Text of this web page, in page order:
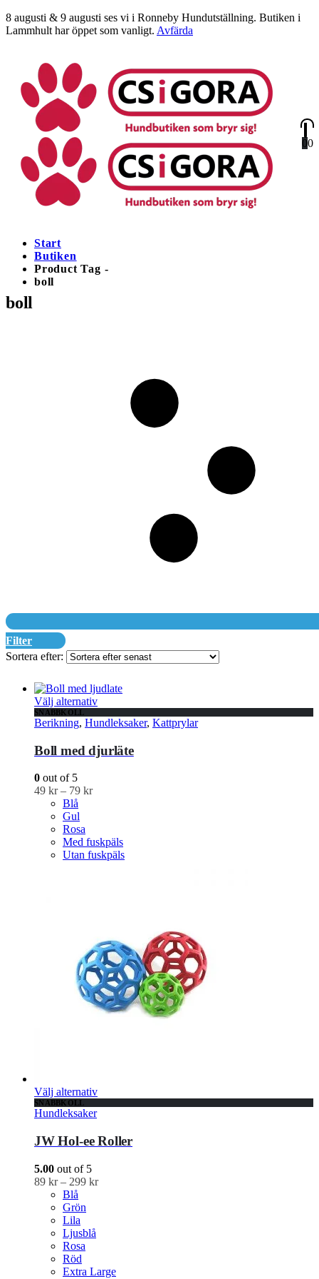
8 augusti & 9 augusti ses vi i Ronneby Hundutställning. Butiken i
Lammhult har öppet som vanligt. Avfärda
00
Start
Butiken
Product Tag -
boll
boll
Filter
Sortera efter:
Välj alternativ
SNABBKOLL
Berikning, Hundleksaker, Kattprylar
Boll med djurläte
0 out of 5
49 kr – 79 kr
Blå
Gul
Rosa
Med fuskpäls
Utan fuskpäls
Välj alternativ
SNABBKOLL
Hundleksaker
JW Hol-ee Roller
5.00 out of 5
89 kr – 299 kr
Blå
Grön
Lila
Ljusblå
Rosa
Röd
Extra Large